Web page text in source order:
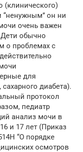
(клинического)
он ни
очень важен
обычно
о проблемах с
для
диабета).
протокол
педиатр
анализ мочи в
и 17 лет (Приказ
“О порядке
осмотров